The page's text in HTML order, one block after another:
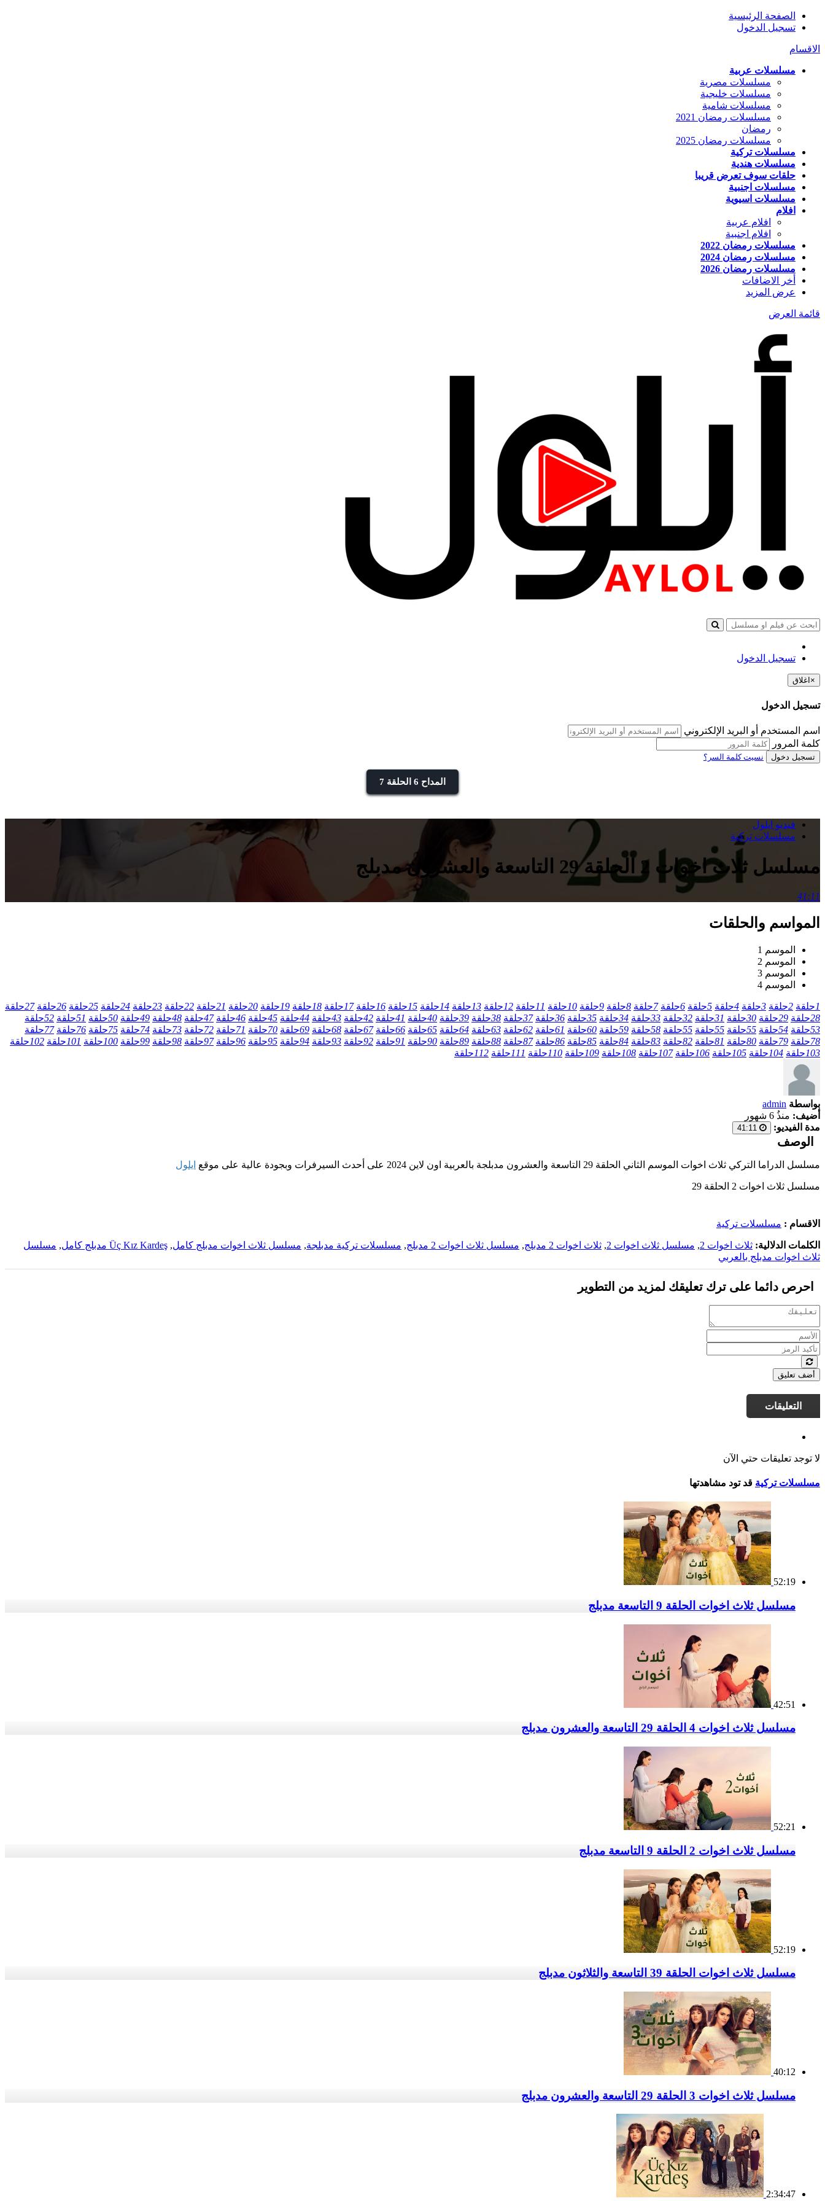
الصفحة الرئيسية
تسجيل الدخول
الاقسام
مسلسلات عربية
مسلسلات مصرية
مسلسلات خليجية
مسلسلات شامية
مسلسلات رمضان 2021
رمضان
مسلسلات رمضان 2025
مسلسلات تركية
مسلسلات هندية
حلقات سوف تعرض قريبا
مسلسلات اجنبية
مسلسلات اسيوية
افلام
افلام عربية
افلام اجنبية
مسلسلات رمضان 2022
مسلسلات رمضان 2024
مسلسلات رمضان 2026
أخر الاضافات
عرض المزيد
قائمة العرض
تسجيل الدخول
× اغلاق
تسجيل الدخول
اسم المستخدم أو البريد الإلكتروني
كلمة المرور
تسجيل دخول نسيت كلمة السر؟
المداح 6 الحلقة 7
فيديو ايلول
مسلسلات تركية
مسلسل ثلاث اخوات 2 الحلقة 29 التاسعة والعشرون مدبلج
41:11
المواسم والحلقات
الموسم 1
الموسم 2
الموسم 3
الموسم 4
1حلقة 2حلقة 3حلقة 4حلقة 5حلقة 6حلقة 7حلقة 8حلقة 9حلقة 10حلقة 11حلقة 12حلقة 13حلقة 14حلقة 15حلقة 16حلقة 17حلقة 18حلقة 19حلقة 20حلقة 21حلقة 22حلقة 23حلقة 24حلقة 25حلقة 26حلقة 27حلقة
28حلقة 29حلقة 30حلقة 31حلقة 32حلقة 33حلقة 34حلقة 35حلقة 36حلقة 37حلقة 38حلقة 39حلقة 40حلقة 41حلقة 42حلقة 43حلقة 44حلقة 45حلقة 46حلقة 47حلقة 48حلقة 49حلقة 50حلقة 51حلقة 52حلقة
53حلقة 54حلقة 55حلقة 55حلقة 55حلقة 58حلقة 59حلقة 60حلقة 61حلقة 62حلقة 63حلقة 64حلقة 65حلقة 66حلقة 67حلقة 68حلقة 69حلقة 70حلقة 71حلقة 72حلقة 73حلقة 74حلقة 75حلقة 76حلقة 77حلقة
78حلقة 79حلقة 80حلقة 81حلقة 82حلقة 83حلقة 84حلقة 85حلقة 86حلقة 87حلقة 88حلقة 89حلقة 90حلقة 91حلقة 92حلقة 93حلقة 94حلقة 95حلقة 96حلقة 97حلقة 98حلقة 99حلقة 100حلقة 101حلقة 102حلقة
103حلقة 104حلقة 105حلقة 106حلقة 107حلقة 108حلقة 109حلقة 110حلقة 111حلقة 112حلقة
بواسطة admin
أضيف: منذُ 6 شهور
مدة الفيديو:
الوصف
مسلسل الدراما التركي ثلاث اخوات الموسم الثاني الحلقة 29 التاسعة والعشرون مدبلجة بالعربية اون لاين 2024 على أحدث السيرفرات وبجودة عالية على موقع ايلول
مسلسل ثلاث اخوات 2 الحلقة 29
الاقسام : مسلسلات تركية
الكلمات الدلالية: ثلاث اخوات 2 , مسلسل ثلاث اخوات 2 , ثلاث اخوات 2 مدبلج , مسلسل ثلاث اخوات 2 مدبلج , مسلسلات تركية مدبلجة, مسلسل ثلاث اخوات مدبلج كامل, Üç Kız Kardeş مدبلج كامل , مسلسل
ثلاث اخوات مدبلج بالعربي
احرص دائما على ترك تعليقك لمزيد من التطوير
أضف تعليق
التعليقات
لا توجد تعليقات حتي الآن
مسلسلات تركية قد تود مشاهدتها
52:19
مسلسل ثلاث اخوات الحلقة 9 التاسعة مدبلج
42:51
مسلسل ثلاث اخوات 4 الحلقة 29 التاسعة والعشرون مدبلج
52:21
مسلسل ثلاث اخوات 2 الحلقة 9 التاسعة مدبلج
52:19
مسلسل ثلاث اخوات الحلقة 39 التاسعة والثلاثون مدبلج
40:12
مسلسل ثلاث اخوات 3 الحلقة 29 التاسعة والعشرون مدبلج
2:34:47